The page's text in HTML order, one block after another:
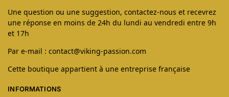
Une question ou une suggestion, contactez-nous et recevrez
une réponse en moins de 24h du lundi au vendredi entre 9h
et 17h
Par e-mail : contact@viking-passion.com
Cette boutique appartient à une entreprise française
INFORMATIONS